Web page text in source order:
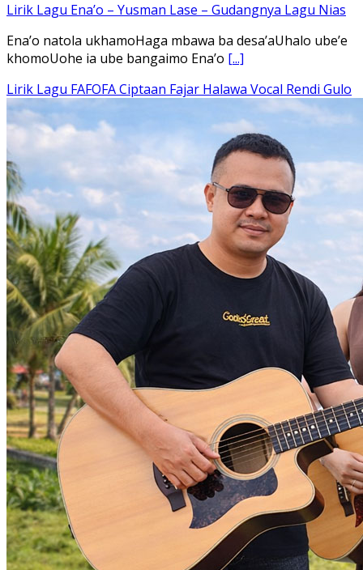
Lirik Lagu Ena’o – Yusman Lase – Gudangnya Lagu Nias